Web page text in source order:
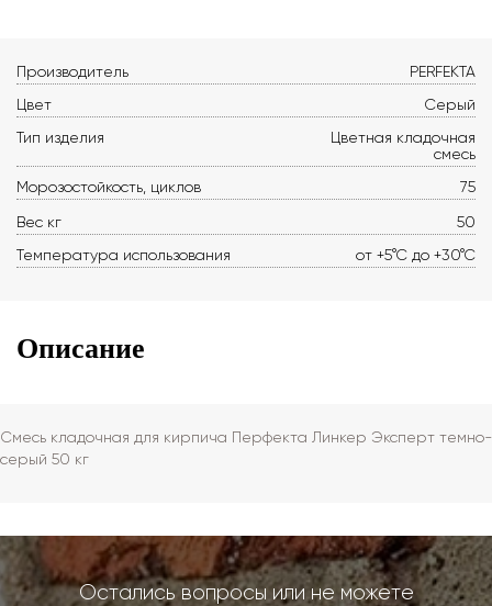
Производитель
PERFEKTA
Цвет
Серый
Тип изделия
Цветная кладочная
смесь
Морозостойкость, циклов
75
Вес кг
50
Температура использования
от +5°С до +30°С
Описание
Смесь кладочная для кирпича Перфекта Линкер Эксперт темно-
серый 50 кг
Остались вопросы или не можете